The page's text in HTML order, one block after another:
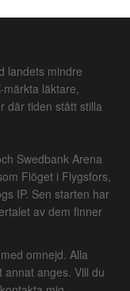
landets mindre
märkta läktare,
där tiden stått stilla
Swedbank Arena
Flöget i Flygsfors,
IP. Sen starten har
av dem finner
omnejd. Alla
anges. Vill du